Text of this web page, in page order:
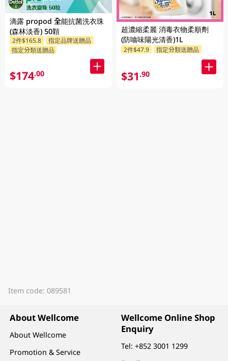
滴露 propod 全能抗菌洗衣珠
(森林淡香) 50顆
2件$165.8
指定品牌送贈品
指定分類送贈品
$174.00
超濃縮柔麗 消毒衣物柔順劑
(防噏味陽光清香)1L
2件$47.9 指定分類送贈品
$31.90
Item code: 089581
About Wellcome
About Wellcome
Promotion & Service
Wellcome Online Shop
Enquiry
Tel:+852 3001 1299